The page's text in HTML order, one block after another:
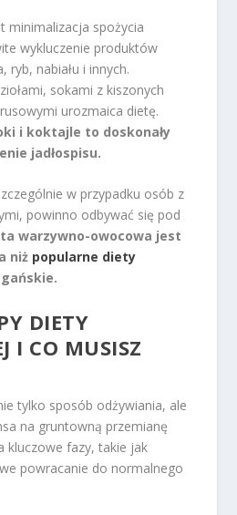
minimalizacja spożycia
wykluczenie produktów
ryb, nabiału i innych.
sokami z kiszonych
urozmaica dietę.
i koktajle to doskonały
jadłospisu.
w przypadku osób z
powinno odbywać się pod
warzywno-owocowa jest
niż popularne diety
DIETY
I CO MUSISZ
tylko sposób odżywiania, ale
na gruntowną przemianę
kluczowe fazy, takie jak
powracanie do normalnego